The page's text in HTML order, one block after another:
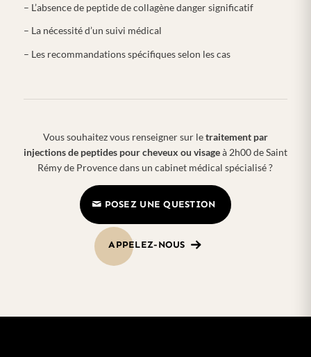
– L’absence de peptide de collagène danger significatif
– La nécessité d’un suivi médical
– Les recommandations spécifiques selon les cas
Vous souhaitez vous renseigner sur letraitement par
injections de peptides pour cheveux ou visageà 2h00 de Saint
Rémy de Provence dans un cabinet médical spécialisé ?
POSEZ UNE QUESTION
APPELEZ-NOUS